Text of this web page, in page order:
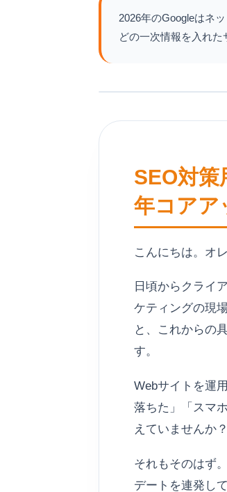
2026年のGoogleはネ
どの一次情報を入れた
SEO対策
年コアア
こんにちは。オ
日頃からクライ
ケティングの現
と、これからの
す。
Webサイトを運
落ちた」「スマ
えていませんか？
それもそのはず
デートを連発し